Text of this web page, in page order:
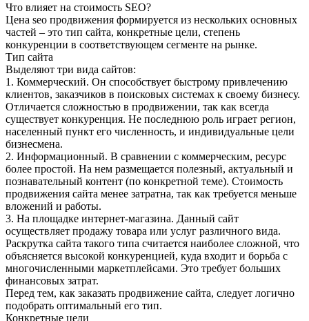
Что влияет на стоимость SEO?
Цена seo продвижения формируется из нескольких основных
частей – это тип сайта, конкретные цели, степень
конкуренции в соответствующем сегменте на рынке.
Тип сайта
Выделяют три вида сайтов:
1. Коммерческий. Он способствует быстрому привлечению
клиентов, заказчиков в поисковых системах к своему бизнесу.
Отличается сложностью в продвижении, так как всегда
существует конкуренция. Не последнюю роль играет регион,
населенный пункт его численность, и индивидуальные цели
бизнесмена.
2. Информационный. В сравнении с коммерческим, ресурс
более простой. На нем размещается полезный, актуальный и
познавательный контент (по конкретной теме). Стоимость
продвижения сайта менее затратна, так как требуется меньше
вложений и работы.
3. На площадке интернет-магазина. Данный сайт
осуществляет продажу товара или услуг различного вида.
Раскрутка сайта такого типа считается наиболее сложной, что
объясняется высокой конкуренцией, куда входит и борьба с
многочисленными маркетплейсами. Это требует больших
финансовых затрат.
Перед тем, как заказать продвижение сайта, следует логично
подобрать оптимальный его тип.
Конкретные цели